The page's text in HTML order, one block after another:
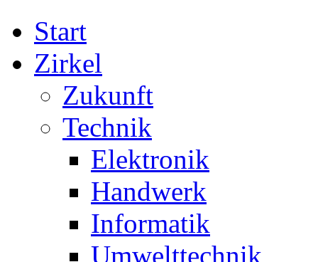
Start
Zirkel
Zukunft
Technik
Elektronik
Handwerk
Informatik
Umwelttechnik